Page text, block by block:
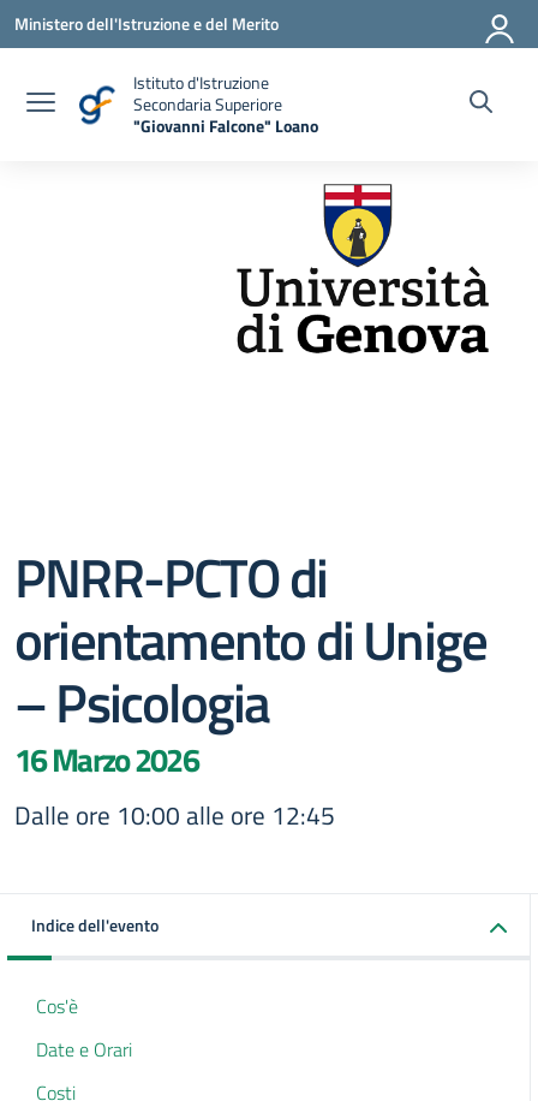
Vai ai contenuti
Vai al menu di navigazione
Vai al footer
Ministero dell'Istruzione e del Merito
Istituto d'Istruzione
Secondaria Superiore
"Giovanni Falcone" Loano
PNRR-PCTO di
orientamento di Unige
– Psicologia
16 Marzo 2026
Dalle ore 10:00 alle ore 12:45
Indice dell'evento
Cos'è
Date e Orari
Costi